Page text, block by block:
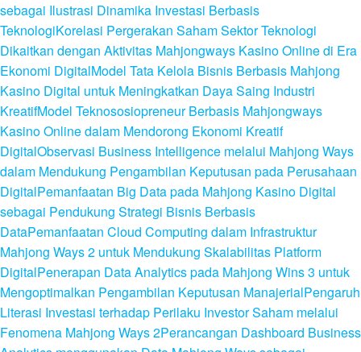
sebagai Ilustrasi Dinamika Investasi Berbasis
TeknologiKorelasi Pergerakan Saham Sektor Teknologi
Dikaitkan dengan Aktivitas Mahjongways Kasino Online di Era
Ekonomi DigitalModel Tata Kelola Bisnis Berbasis Mahjong
Kasino Digital untuk Meningkatkan Daya Saing Industri
KreatifModel Teknososiopreneur Berbasis Mahjongways
Kasino Online dalam Mendorong Ekonomi Kreatif
DigitalObservasi Business Intelligence melalui Mahjong Ways
dalam Mendukung Pengambilan Keputusan pada Perusahaan
DigitalPemanfaatan Big Data pada Mahjong Kasino Digital
sebagai Pendukung Strategi Bisnis Berbasis
DataPemanfaatan Cloud Computing dalam Infrastruktur
Mahjong Ways 2 untuk Mendukung Skalabilitas Platform
DigitalPenerapan Data Analytics pada Mahjong Wins 3 untuk
Mengoptimalkan Pengambilan Keputusan ManajerialPengaruh
Literasi Investasi terhadap Perilaku Investor Saham melalui
Fenomena Mahjong Ways 2Perancangan Dashboard Business